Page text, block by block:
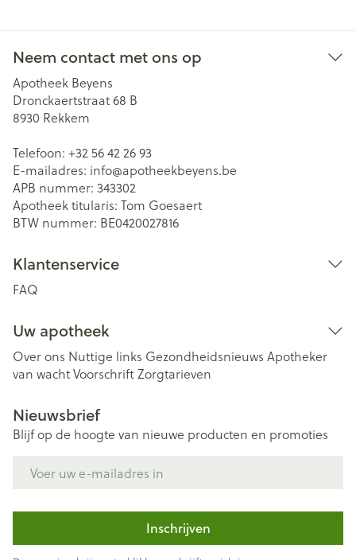
Neem contact met ons op
Apotheek Beyens
Dronckaertstraat 68 B
8930 Rekkem
Telefoon: +32 56 42 26 93
E-mailadres: info@apotheekbeyens.be
APB nummer: 343302
Apotheek titularis: Tom Goesaert
BTW nummer: BE0420027816
Klantenservice
FAQ
Uw apotheek
Over ons Nuttige links Gezondheidsnieuws Apotheker
van wachtVoorschriftZorgtarieven
Nieuwsbrief
Blijf op de hoogte van nieuwe producten en promoties
Inschrijven